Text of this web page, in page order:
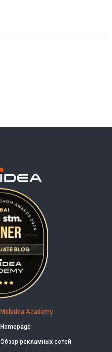
Mobidea Academy
Homepage
Обзор рекламных сетей